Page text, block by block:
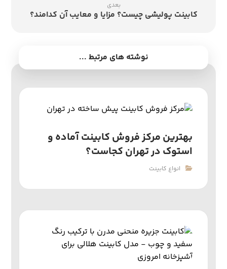
بعدی
کابینت پولیشی چیست؟ مزایا و معایب آن کدامند؟
نوشته های مرتبط ...
بهترین مرکز فروش کابینت آماده و
استوک در تهران کجاست؟
انواع کابینت